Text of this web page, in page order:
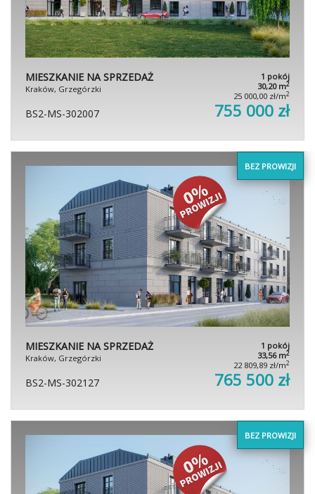
MIESZKANIE NA SPRZEDAŻ
Kraków, Grzegórzki
1 pokój
30,20 m2
25 000,00 zł/m2
BS2-MS-302007 755 000 zł
BEZ PROWIZJI
MIESZKANIE NA SPRZEDAŻ
Kraków, Grzegórzki
1 pokój
33,56 m2
22 809,89 zł/m2
BS2-MS-302127 765 500 zł
BEZ PROWIZJI